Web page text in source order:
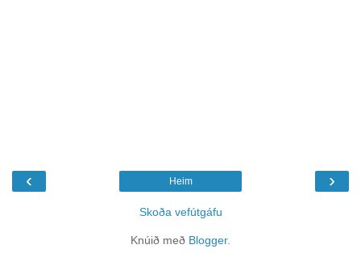
‹ ›
Heim
Skoða vefútgáfu
Knúið með Blogger.